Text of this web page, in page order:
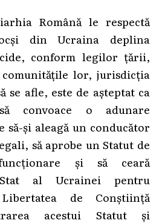
Română le respectă
din Ucraina deplina
conform legilor țării,
lor, jurisdicția
se afle, este de așteptat ca
convoace o adunare
să-și aleagă un conducător
să aprobe un Statut de
și să ceară
al Ucrainei pentru
de Conștiință
acestui Statut și